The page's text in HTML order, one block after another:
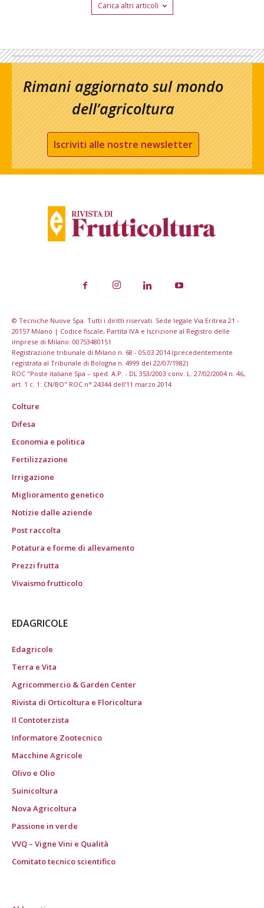
Carica altri articoli
Rimani aggiornato sul mondo
dell’agricoltura
Iscriviti alle nostre newsletter
© Tecniche Nuove Spa. Tutti i diritti riservati. Sede legale Via Eritrea 21 -
20157 Milano | Codice fiscale, Partita IVA e Iscrizione al Registro delle
imprese di Milano: 00753480151
Registrazione tribunale di Milano n. 68 - 05.03.2014 (precedentemente
registrata al Tribunale di Bologna n. 4999 del 22/07/1982)
ROC "Poste italiane Spa – sped. A.P. - DL 353/2003 conv. L. 27/02/2004 n. 46,
art. 1 c. 1: CN/BO" ROC n° 24344 dell’11 marzo 2014
Colture
Difesa
Economia e politica
Fertilizzazione
Irrigazione
Miglioramento genetico
Notizie dalle aziende
Post raccolta
Potatura e forme di allevamento
Prezzi frutta
Vivaismo frutticolo
EDAGRICOLE
Edagricole
Terra e Vita
Agricommercio & Garden Center
Rivista di Orticoltura e Floricoltura
Il Contoterzista
Informatore Zootecnico
Macchine Agricole
Olivo e Olio
Suinicoltura
Nova Agricoltura
Passione in verde
VVQ – Vigne Vini e Qualità
Comitato tecnico scientifico